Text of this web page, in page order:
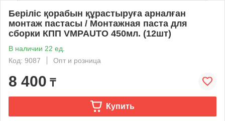
Беріліс қорабын құрастыруға арналған
монтаж пастасы / Монтажная паста для
сборки КПП VMPAUTO 450мл. (12шт)
В наличии 22 ед.
Код: 9087
Опт и розница
8 400 ₸
Купить